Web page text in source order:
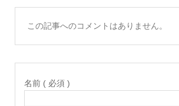
この記事へのコメントはありません。
名前 ( 必須 )